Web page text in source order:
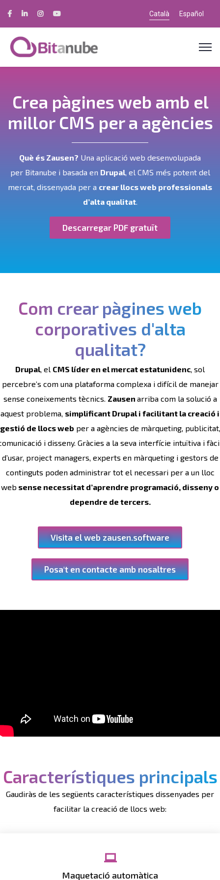
Català Español
Crea pàgines web amb el
millor CMS per a agències
Què és Zausen? Una aplicació web desenvolupada
per Bitanube i basada en Drupal, el CMS més potent del
mercat, dissenyada per a crear llocs web professionals
d’alta qualitat.
Descarregar PDF gratuït
Com crear pàgines web
corporatives d'alta
qualitat?
Drupal, el CMS líder en el mercat estatunidenc, sol
percebre’s com una plataforma complexa i difícil de manejar
sense coneixements tècnics. Zausen arriba com la solució a
aquest problema, simplificant Drupal i facilitant la creació i
gestió de llocs web per a agències de màrqueting, publicitat,
i disseny. Gràcies a la seva interfície intuïtiva i
d’usar, project managers, experts en màrqueting i gestors de
continguts poden administrar tot el necessari per a un lloc
web sense necessitat d’aprendre programació, disseny o
dependre de tercers.
Visita el web zausen.software
Posa't en contacte amb nosaltres
Característiques principals
Gaudiràs de les següents característiques dissenyades per
facilitar la creació de llocs web:
Maquetació automàtica
Tria una plantilla, puja el teu contingut i s'organitzarà
automàticament.